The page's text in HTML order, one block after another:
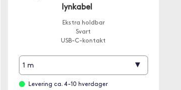
lynkabel
Ekstra holdbar
Svart
USB-C-kontakt
1 m ▾
Levering ca. 4-10 hverdager